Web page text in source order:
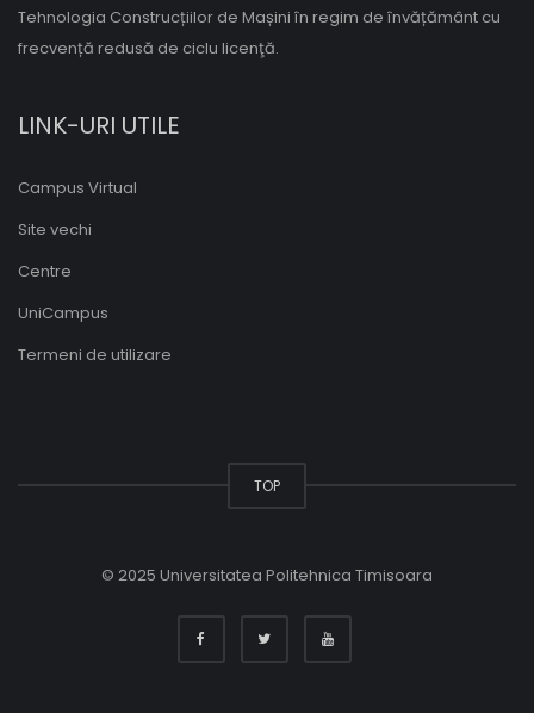
Tehnologia Construcțiilor de Mașini în regim de învățământ cu
frecvență redusă de ciclu licenţă.
LINK-URI UTILE
Campus Virtual
Site vechi
Centre
UniCampus
Termeni de utilizare
TOP
© 2025 Universitatea Politehnica Timisoara